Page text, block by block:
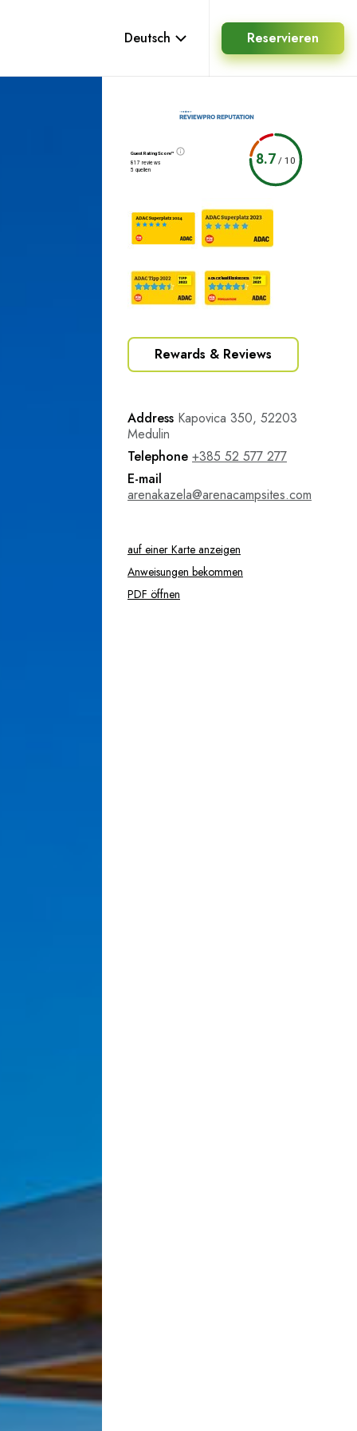
Deutsch Reservieren
Guest Rating Score™
817 reviews
5 quellen
8.7/10
Rewards & Reviews
Address Kapovica 350, 52203
Medulin
Telephone +385 52 577 277
E-mail
arenakazela@arenacampsites.com
auf einer Karte anzeigen
Anweisungen bekommen
PDF öffnen